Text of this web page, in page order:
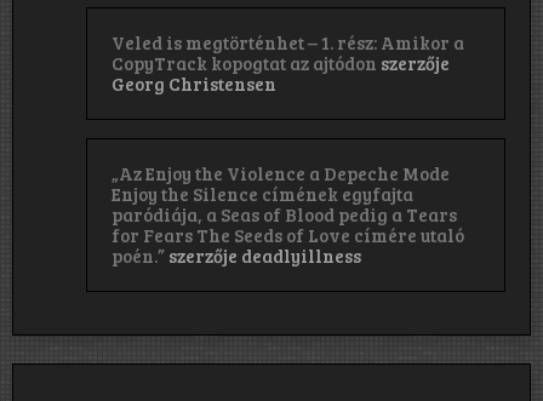
Veled is megtörténhet – 1. rész: Amikor a
CopyTrack kopogtat az ajtódon szerzője
Georg Christensen
„Az Enjoy the Violence a Depeche Mode
Enjoy the Silence címének egyfajta
paródiája, a Seas of Blood pedig a Tears
for Fears The Seeds of Love címére utaló
poén.” szerzője deadlyillness